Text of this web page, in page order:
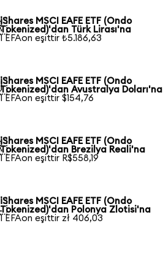
iShares MSCI EAFE ETF (Ondo
Tokenized)'dan Türk Lirası'na
1 EFAon eşittir ₺5.186,63
iShares MSCI EAFE ETF (Ondo
Tokenized)'dan Avustralya Doları'na
1 EFAon eşittir $154,76
iShares MSCI EAFE ETF (Ondo
Tokenized)'dan Brezilya Reali'na
1 EFAon eşittir R$558,19
iShares MSCI EAFE ETF (Ondo
Tokenized)'dan Polonya Zlotisi'na
1 EFAon eşittir zł 406,03